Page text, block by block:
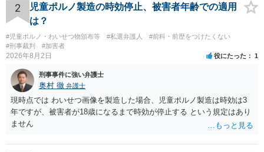
護観察所と連携した職業支援の内容や具体的な就労・監督状況） ・監
督者の証言 など、証拠で担保された客観性と実現可能性があるもので
なければあまり意味がありません。 もともと執行猶予が狙える事案で
あれば本人の反省の言葉だけで十分であり、実刑となるか微妙な事案
では、本人が再発防止策をいくら述べてもほとんど効果は望めないと
2
児童ポルノ製造の時効停止、被害者年齢での適用
は？
#児童ポルノ・わいせつ物頒布等 #私選弁護人
#前科・前歴をつけたくない
#刑事裁判
#加害者
2026年8月2日 役にたった 1
刑事事件に強い弁護士
奥村 徹 弁護士
現時点では わいせつ画像を製造した場合、児童ポルノ製造は時効は3
年ですが、被害者が18歳になるまで時効が停止する という規定はあり
ません